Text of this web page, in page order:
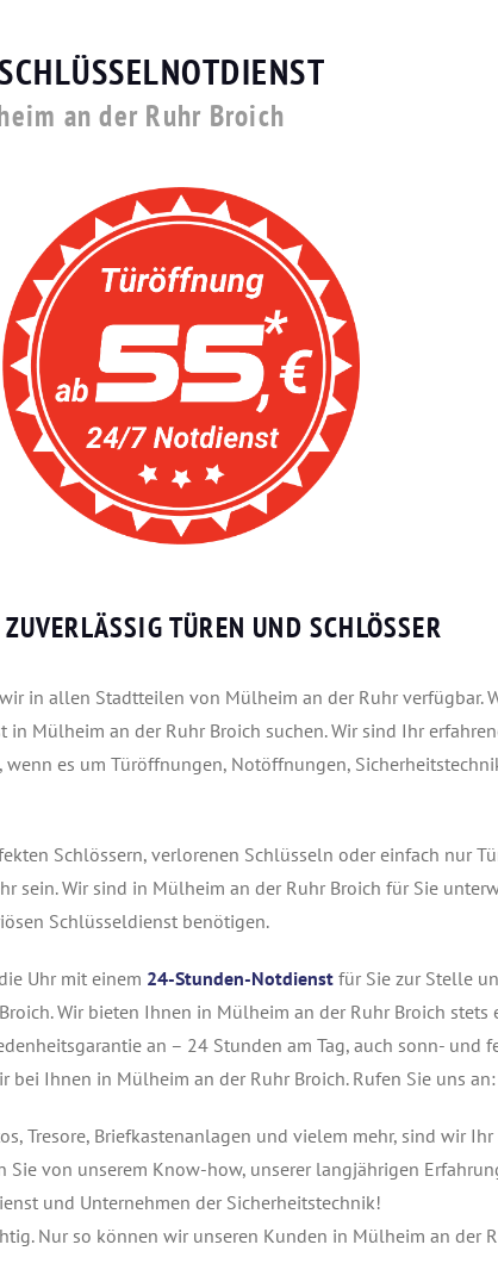
an der Ruhr Broich
TÜREN UND SCHLÖSSER
in allen Stadtteilen von Mülheim an der Ruhr verfügbar.
Mülheim an der Ruhr Broich suchen. Wir sind Ihr
wenn es um Türöffnungen, Notöffnungen,
Schlössern, verlorenen Schlüsseln oder einfach nur
sein. Wir sind in Mülheim an der Ruhr Broich für Sie
Schlüsseldienst benötigen.
Uhr mit einem 24-Stunden-Notdienst für Sie zur Stelle
Wir bieten Ihnen in Mülheim an der Ruhr Broich stets
an – 24 Stunden am Tag, auch sonn- und
bei Ihnen in Mülheim an der Ruhr Broich. Rufen Sie uns an:
Tresore, Briefkastenanlagen und vielem mehr, sind wir
Sie von unserem Know-how, unserer langjährigen
und Unternehmen der Sicherheitstechnik!
Nur so können wir unseren Kunden in Mülheim an der